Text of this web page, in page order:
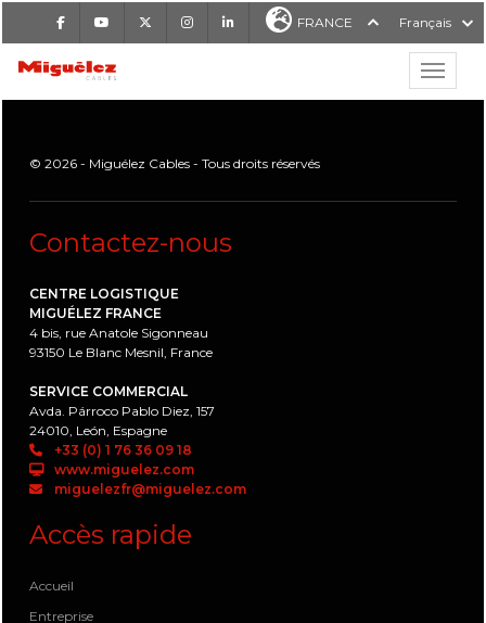
FacebookYoutube InstagramLinkedIn FRANCE Français
Miguélez Cables
© 2026 - Miguélez Cables - Tous droits réservés
Contactez-nous
CENTRE LOGISTIQUE
MIGUÉLEZ FRANCE
4 bis, rue Anatole Sigonneau
93150 Le Blanc Mesnil, France
SERVICE COMMERCIAL
Avda. Párroco Pablo Diez, 157
24010, León, Espagne
+33 (0) 1 76 36 09 18
www.miguelez.com
miguelezfr@miguelez.com
Accès rapide
Accueil
Entreprise